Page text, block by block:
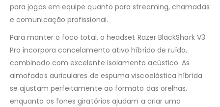
para jogos em equipe quanto para streaming, chamadas
e comunicação profissional.
Para manter o foco total, o headset Razer BlackShark V3
Pro incorpora cancelamento ativo híbrido de ruído,
combinado com excelente isolamento acústico. As
almofadas auriculares de espuma viscoelástica híbrida
se ajustam perfeitamente ao formato das orelhas,
enquanto os fones giratórios ajudam a criar uma